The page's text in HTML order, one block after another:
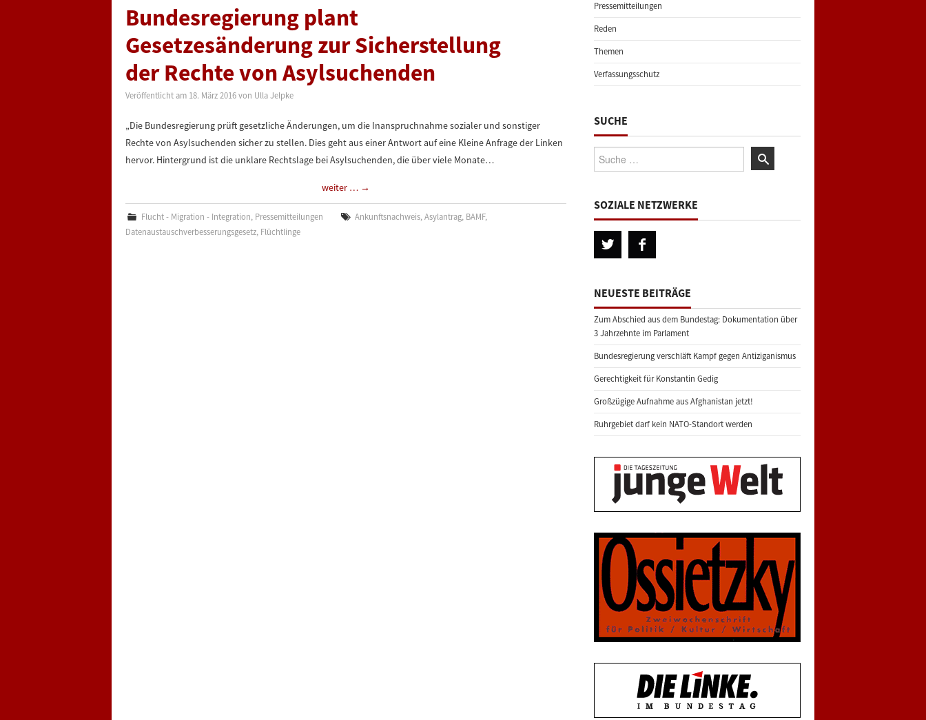
Bundesregierung plant
Gesetzesänderung zur Sicherstellung
der Rechte von Asylsuchenden
Veröffentlicht am 18. März 2016 von Ulla Jelpke
„Die Bundesregierung prüft gesetzliche Änderungen, um die Inanspruchnahme sozialer und sonstiger
Rechte von Asylsuchenden sicher zu stellen. Dies geht aus einer Antwort auf eine Kleine Anfrage der Linken
hervor. Hintergrund ist die unklare Rechtslage bei Asylsuchenden, die über viele Monate…
weiter … →
Flucht - Migration - Integration, Pressemitteilungen Ankunftsnachweis,Asylantrag, BAMF,
Datenaustauschverbesserungsgesetz, Flüchtlinge
Pressemitteilungen
Reden
Themen
Verfassungsschutz
SUCHE
Suche:
SOZIALE NETZWERKE
NEUESTE BEITRÄGE
Zum Abschied aus dem Bundestag: Dokumentation über
3 Jahrzehnte im Parlament
Bundesregierung verschläft Kampf gegen Antiziganismus
Gerechtigkeit für Konstantin Gedig
Großzügige Aufnahme aus Afghanistan jetzt!
Ruhrgebiet darf kein NATO-Standort werden